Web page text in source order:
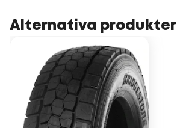
Alternativa produkter